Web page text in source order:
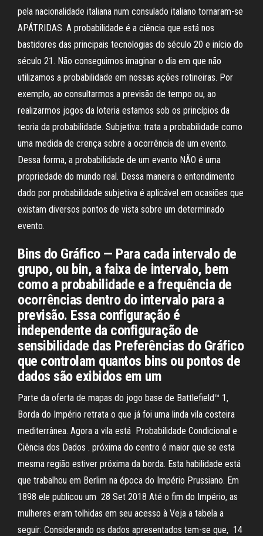
pela nacionalidade italiana num consulado italiano tornaram-se
APÁTRIDAS. A probabilidade é a ciência que está nos
bastidores das principais tecnologias do século 20 e início do
século 21. Não conseguimos imaginar o dia em que não
utilizamos a probabilidade em nossas ações rotineiras. Por
exemplo, ao consultarmos a previsão de tempo ou, ao
realizarmos jogos da loteria estamos sob os princípios da
teoria da probabilidade. Subjetiva: trata a probabilidade como
uma medida de crença sobre a ocorrência de um evento.
Dessa forma, a probabilidade de um evento NÃO é uma
propriedade do mundo real. Dessa maneira o entendimento
dado por probabilidade subjetiva é aplicável em ocasiões que
existam diversos pontos de vista sobre um determinado
evento.
Bins do Gráfico — Para cada intervalo de
grupo, ou bin, a faixa de intervalo, bem
como a probabilidade e a frequência de
ocorrências dentro do intervalo para a
previsão. Essa configuração é
independente da configuração de
sensibilidade das Preferências do Gráfico
que controlam quantos bins ou pontos de
dados são exibidos em um
Parte da oferta de mapas do jogo base de Battlefield™ 1,
Borda do Império retrata o que já foi uma linda vila costeira
mediterrânea. Agora a vila está Probabilidade Condicional e
Ciência dos Dados . próxima do centro é maior que se esta
mesma região estiver próxima da borda. Esta habilidade está
que trabalhou em Berlim na época do Império Prussiano. Em
1898 ele publicou um 28 Set 2018 Até o fim do Império, as
mulheres eram tolhidas em seu acesso à Veja a tabela a
seguir: Considerando os dados apresentados tem-se que, 14